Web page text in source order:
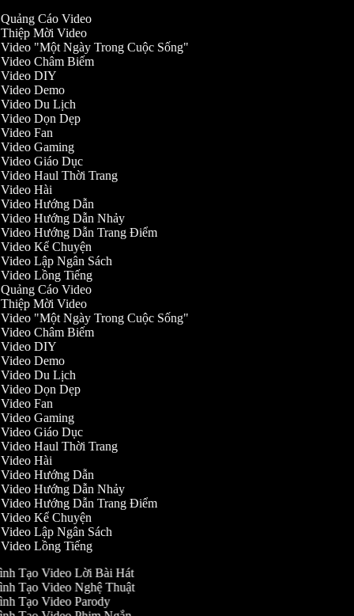
Quảng Cáo Video
Thiệp Mời Video
Video "Một Ngày Trong Cuộc Sống"
Video Châm Biếm
Video DIY
Video Demo
Video Du Lịch
Video Dọn Dẹp
Fan
Video Gaming
Video Giáo Dục
Video Haul Thời Trang
Video Hài
Video Hướng Dẫn
Video Hướng Dẫn Nhảy
Video Hướng Dẫn Trang Điểm
Video Kể Chuyện
Video Lập Ngân Sách
Video Lồng Tiếng
Quảng Cáo Video
Thiệp Mời Video
Video "Một Ngày Trong Cuộc Sống"
Video Châm Biếm
Video DIY
Video Demo
Video Du Lịch
Video Dọn Dẹp
Fan
Video Gaming
Video Giáo Dục
Video Haul Thời Trang
Video Hài
Video Hướng Dẫn
Video Hướng Dẫn Nhảy
Video Hướng Dẫn Trang Điểm
Video Kể Chuyện
Video Lập Ngân Sách
Video Lồng Tiếng
Tạo Video Lời Bài Hát
Tạo Video Nghệ Thuật
Tạo Video Parody